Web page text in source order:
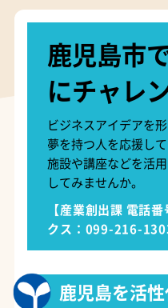
鹿児島市
にチャレ
ビジネスアイデアを
夢を持つ人を応援して
施設や講座などを活
してみませんか。
【産業創出課 電話
クス：099-216-
鹿児島を活